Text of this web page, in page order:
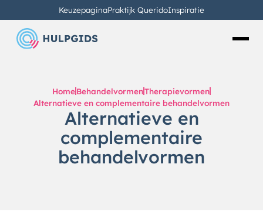
KeuzepaginaPraktijk QueridoInspiratie
HomeBehandelvormenTherapievormen
Alternatieve en complementaire behandelvormen
Alternatieve en
complementaire
behandelvormen